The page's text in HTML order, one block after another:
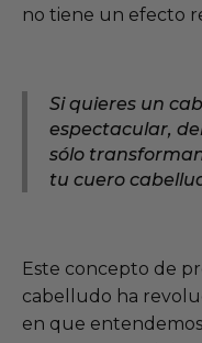
no tiene un efecto
Si quieres un
espectacular,
sólo
tu cuero
Este concepto de
cabelludo ha
en que